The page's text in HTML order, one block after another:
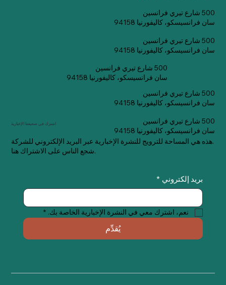
500 شارع تيري فرانسين
سان فرانسيسكو، كاليفورنيا 94158
500 شارع تيري فرانسين
سان فرانسيسكو، كاليفورنيا 94158
500 شارع تيري فرانسين
سان فرانسيسكو، كاليفورنيا 94158
500 شارع تيري فرانسين
سان فرانسيسكو، كاليفورنيا 94158
500 شارع تيري فرانسين
سان فرانسيسكو، كاليفورنيا 94158
اشترك في صحيفتنا الإخبارية
هذه هي المساحة للترويج للنشرة الإخبارية عبر البريد الإلكتروني للشركة.
شجع الناس على الاشتراك هنا.
بريد إلكتروني *
نعم، اشترك معي في النشرة الإخبارية الخاصة بك. *
يُقدِّم